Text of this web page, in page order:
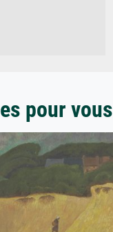
pour vous